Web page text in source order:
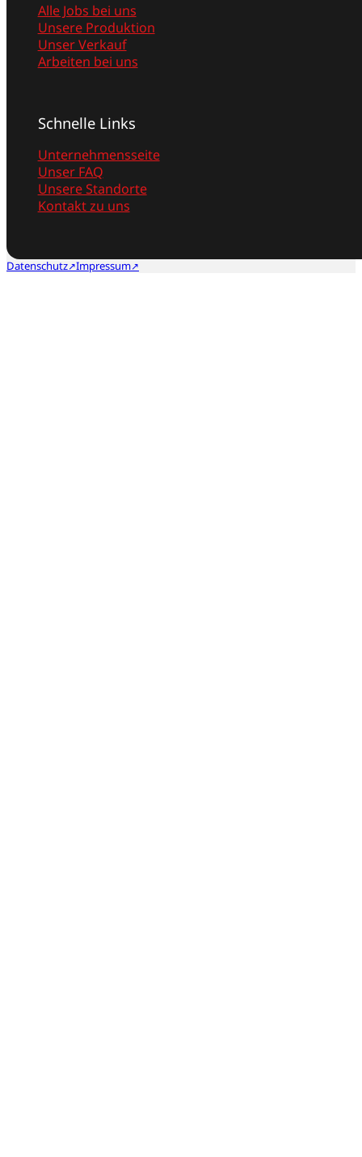
Alle Jobs bei uns
Unsere Produktion
Unser Verkauf
Arbeiten bei uns
Schnelle Links
Unternehmensseite
Unser FAQ
Unsere Standorte
Kontakt zu uns
Datenschutz Impressum